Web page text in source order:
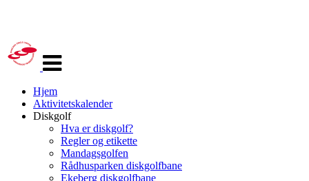
navigasjon
Hjem
Aktivitetskalender
Diskgolf
Hva er diskgolf?
Regler og etikette
Mandagsgolfen
Rådhusparken diskgolfbane
Ekeberg diskgolfbane